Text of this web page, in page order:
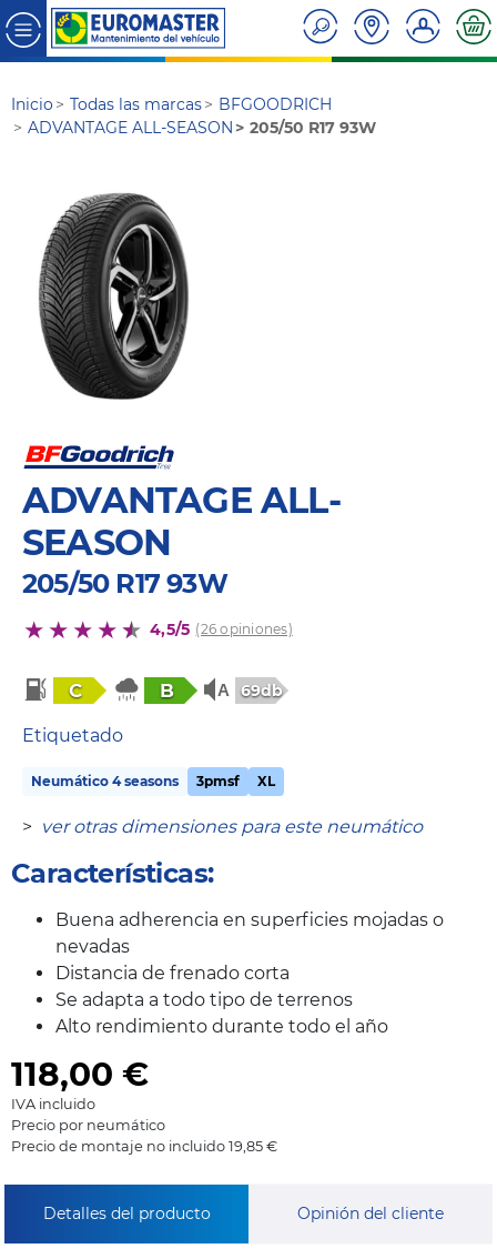
Inicio Todas las marcas
BFGOODRICH
ADVANTAGE ALL-SEASON
205/50 R17 93W
ADVANTAGE ALL-
SEASON
205/50 R17 93W
4,5/5 (26 opiniones)
C B 69db
Etiquetado
Neumático 4 seasons 3pmsf XL
> ver otras dimensiones para este neumático
Características:
Buena adherencia en superficies mojadas o
nevadas
Distancia de frenado corta
Se adapta a todo tipo de terrenos
Alto rendimiento durante todo el año
118,00 €
IVA incluido
Precio por neumático
Precio de montaje no incluido 19,85 €
Detalles del producto Opinión del cliente